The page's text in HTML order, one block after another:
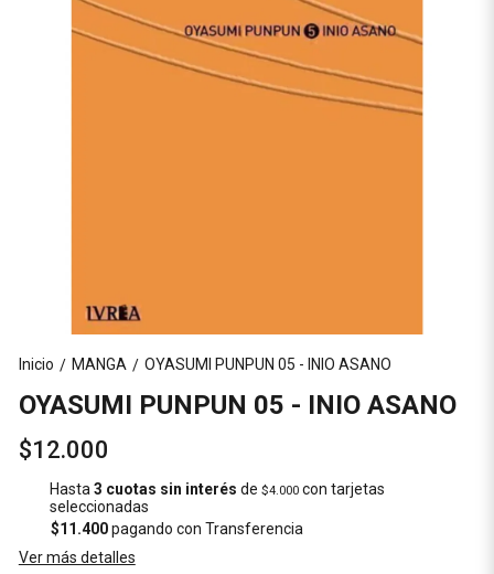
Inicio / MANGA / OYASUMI PUNPUN 05 - INIO ASANO
OYASUMI PUNPUN 05 - INIO ASANO
$12.000
Hasta3 cuotas sin interés de$4.000 con tarjetas
seleccionadas
$11.400pagando con Transferencia
Ver más detalles